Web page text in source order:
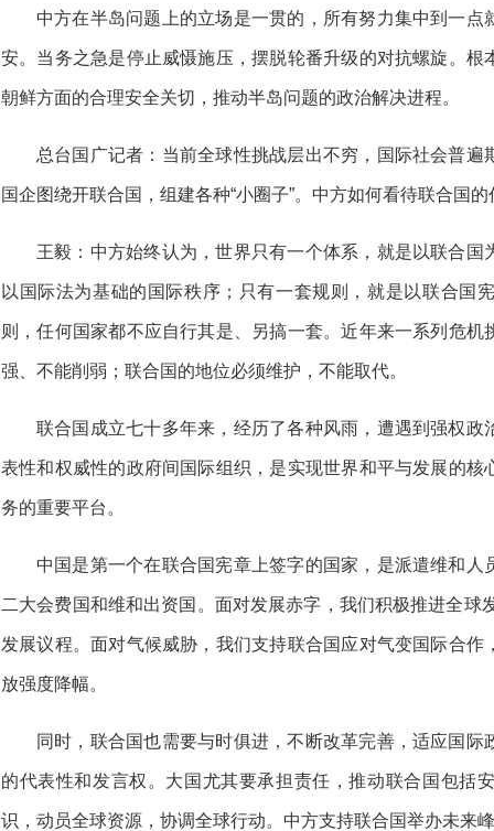
中方在半岛问题上的立场是一贯的，所有努力集中到一
安。当务之急是停止威慑施压，摆脱轮番升级的对抗螺旋。
朝鲜方面的合理安全关切，推动半岛问题的政治解决进程。
总台国广记者：当前全球性挑战层出不穷，国际社会普
国企图绕开联合国，组建各种“小圈子”。中方如何看待联合国
王毅：中方始终认为，世界只有一个体系，就是以联合
以国际法为基础的国际秩序；只有一套规则，就是以联合国
则，任何国家都不应自行其是、另搞一套。近年来一系列危
强、不能削弱；联合国的地位必须维护，不能取代。
联合国成立七十多年来，经历了各种风雨，遭遇到强权
表性和权威性的政府间国际组织，是实现世界和平与发展的
务的重要平台。
中国是第一个在联合国宪章上签字的国家，是派遣维和
二大会费国和维和出资国。面对发展赤字，我们积极推进全球
发展议程。面对气候威胁，我们支持联合国应对气变国际合
放强度降幅。
同时，联合国也需要与时俱进，不断改革完善，适应国
的代表性和发言权。大国尤其要承担责任，推动联合国包括
识，动员全球资源，协调全球行动。中方支持联合国举办未来